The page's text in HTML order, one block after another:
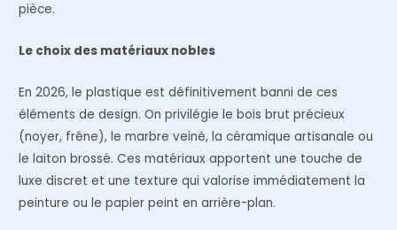
pièce.
Le choix des matériaux nobles
En 2026, le plastique est définitivement banni de ces
éléments de design. On privilégie le bois brut précieux
(noyer, frêne), le marbre veiné, la céramique artisanale ou
le laiton brossé. Ces matériaux apportent une touche de
luxe discret et une texture qui valorise immédiatement la
peinture ou le papier peint en arrière-plan.